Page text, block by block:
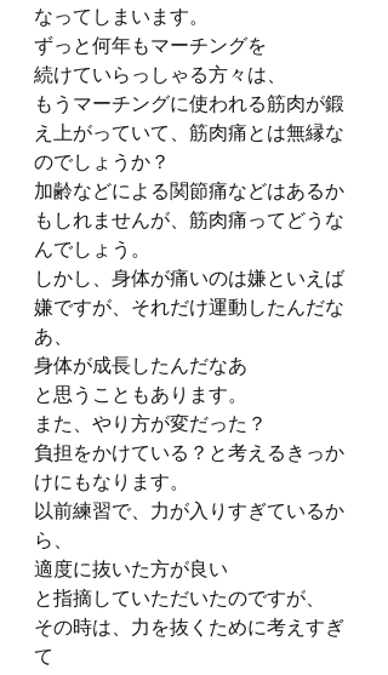
なってしまいます。
ずっと何年もマーチングを
続けていらっしゃる方々は、
もうマーチングに使われる筋肉が鍛
え上がっていて、筋肉痛とは無縁な
のでしょうか？
加齢などによる関節痛などはあるか
もしれませんが、筋肉痛ってどうな
んでしょう。
しかし、身体が痛いのは嫌といえば
嫌ですが、それだけ運動したんだな
あ、
身体が成長したんだなあ
と思うこともあります。
また、やり方が変だった？
負担をかけている？と考えるきっか
けにもなります。
以前練習で、力が入りすぎているか
ら、
適度に抜いた方が良い
と指摘していただいたのですが、
その時は、力を抜くために考えすぎ
て